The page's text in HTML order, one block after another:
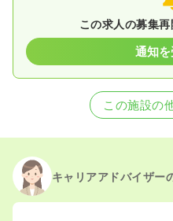
この求人の募集
通知
この施設の
キャリアアドバイザー